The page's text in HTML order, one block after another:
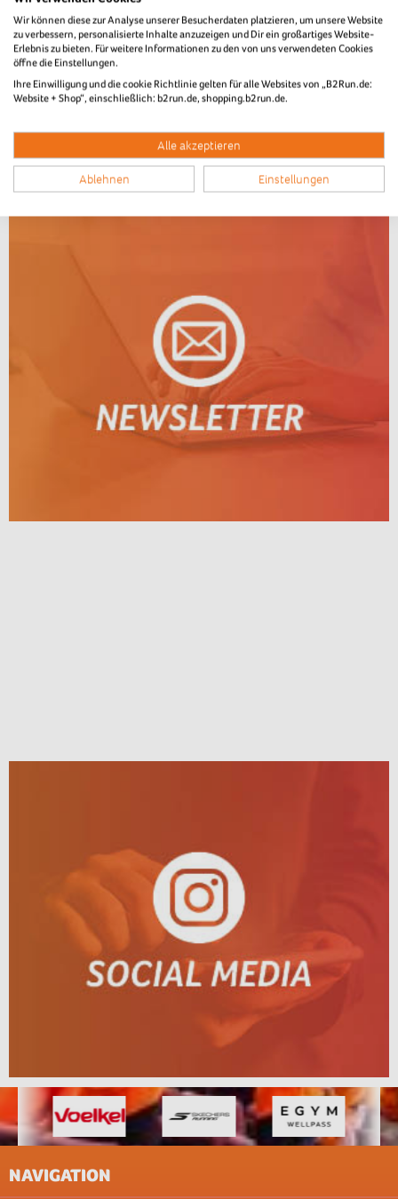
NAVIGATION
Wir können diese zur Analyse unserer Besucherdaten platzieren, um unsere Website
zu verbessern, personalisierte Inhalte anzuzeigen und Dir ein großartiges Website-
Erlebnis zu bieten. Für weitere Informationen zu den von uns verwendeten Cookies
öffne die Einstellungen.
Ihre Einwilligung und die cookie Richtlinie gelten für alle Websites von „B2Run.de:
Website + Shop“, einschließlich: b2run.de, shopping.b2run.de.
Alle akzeptieren
Ablehnen Einstellungen